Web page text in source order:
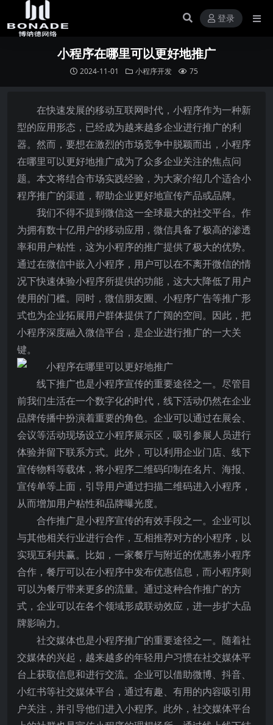
登录
小程序在哪里可以更好地推广
2024-11-01 小程序开发 75
在快速发展的移动互联网时代，小程序作为一种新
型的应用形态，已经成为越来越多企业进行推广的利
器。然而，要想在激烈的市场竞争中脱颖而出，小程序
在哪里可以更好地推广成为了众多企业关注的焦点问
题。本文将结合市场实践经验，为大家介绍几个适合小
程序推广的渠道，帮助企业更好地宣传产品或品牌。
我们不得不提到微信这一全球最大的社交平台。作
为拥有数十亿用户的移动应用，微信具备了极高的渗透
率和用户粘性，这为小程序的推广提供了极大的优势。
通过在微信中嵌入小程序，用户可以在不离开微信的情
况下快速体验小程序所提供的功能，这大大降低了用户
使用的门槛。同时，微信朋友圈、小程序广告等推广形
式也为企业拓展用户群体提供了广阔的空间。因此，把
小程序深度融入微信平台，是企业进行推广的一大关
键。
线下推广也是小程序宣传的重要途径之一。尽管目
前我们生活在一个数字化的时代，线下活动仍然在企业
品牌传播中扮演着重要的角色。企业可以通过在展会、
会议等活动现场设立小程序展示区，吸引参展人员进行
体验并留下联系方式。此外，可以利用企业门店、线下
宣传物料等载体，将小程序二维码印制在名片、海报、
宣传单等上面，引导用户通过扫描二维码进入小程序，
从而增加用户粘性和品牌曝光度。
合作推广是小程序宣传的有效手段之一。企业可以
与其他相关行业进行合作，互相推荐对方的小程序，以
实现互利共赢。比如，一家餐厅与附近的优惠券小程序
合作，餐厅可以在小程序中发布优惠信息，而小程序则
可以为餐厅带来更多的流量。通过这种合作推广的方
式，企业可以在各个领域形成联动效应，进一步扩大品
牌影响力。
社交媒体也是小程序推广的重要途径之一。随着社
交媒体的兴起，越来越多的年轻用户习惯在社交媒体平
台上获取信息和进行交流。企业可以借助微博、抖音、
小红书等社交媒体平台，通过有趣、有用的内容吸引用
户关注，并引导他们进入小程序。此外，社交媒体平台